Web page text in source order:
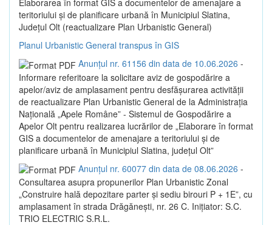
Elaborarea în format GIS a documentelor de amenajare a
teritoriului și de planificare urbană în Municipiul Slatina,
Județul Olt (reactualizare Plan Urbanistic General)
Planul Urbanistic General transpus în GIS
Anunțul nr. 61156 din data de 10.06.2026 -
Informare referitoare la solicitare aviz de gospodărire a
apelor/aviz de amplasament pentru desfășurarea activității
de reactualizare Plan Urbanistic General de la Administrația
Națională „Apele Române” - Sistemul de Gospodărire a
Apelor Olt pentru realizarea lucrărilor de „Elaborare în format
GIS a documentelor de amenajare a teritoriului și de
planificare urbană în Municipiul Slatina, județul Olt”
Anunțul nr. 60077 din data de 08.06.2026 -
Consultarea asupra propunerilor Plan Urbanistic Zonal
„Construire hală depozitare parter și sediu birouri P + 1E”, cu
amplasament în strada Drăgănești, nr. 26 C. Inițiator: S.C.
TRIO ELECTRIC S.R.L.